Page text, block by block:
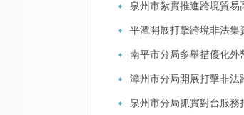
泉州市紮實推進跨境貿易
平潭開展打擊跨境非法集
南平市分局多舉措優化外
漳州市分局開展打擊非法
泉州市分局抓實對台服務